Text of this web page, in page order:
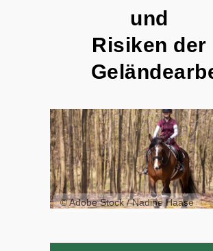
und
Risiken der
© Adobe Stock / Nadine Haase